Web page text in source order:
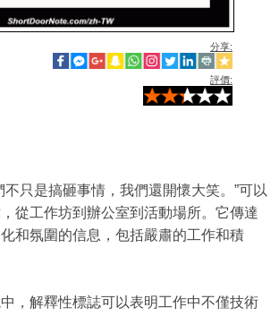
分享:
評價:
不只是搞砸事情，我們還開懷大笑。”可以
從工作坊到辦公室到活動場所。它傳達
和氛圍的信息，包括嚴肅的工作和積
，解釋性標誌可以表明工作中不僅技術